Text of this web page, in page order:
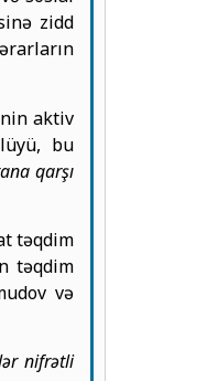
zidd
aktiv
bu
qarşı
təqdim
təqdim
və
nifrətli